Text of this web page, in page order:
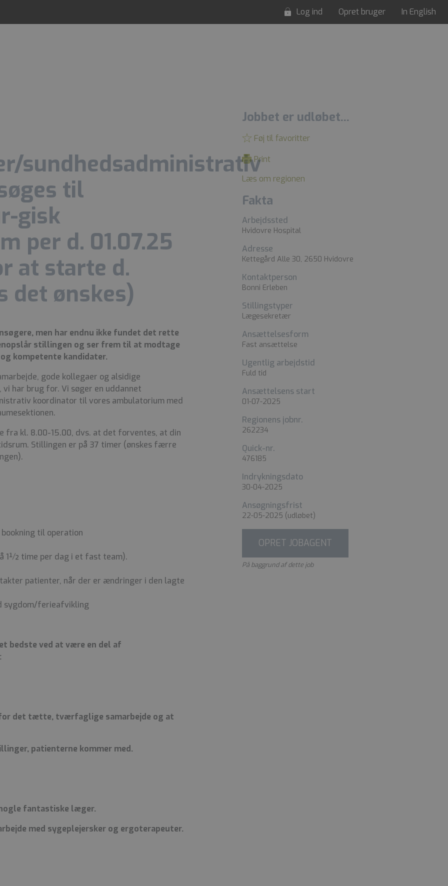
Log ind Opret bruger In English
sundhedsadministrativ
til
gisk
per d. 01.07.25
at starte d.
det ønskes)
men har endnu ikke fundet det rette
stillingen og ser frem til at modtage
kompetente kandidater.
gode kollegaer og alsidige
har brug for. Vi søger en uddannet
koordinator til vores ambulatorium med
fra kl. 8.00-15.00, dvs. at det forventes, at din
Stillingen er på 37 timer (ønskes færre
til operation
1½ time per dag i et fast team).
patienter, når der er ændringer i den lagte
sygdom/ferieafvikling
bedste ved at være en del af
det tætte, tværfaglige samarbejde og at
patienterne kommer med.
fantastiske læger.
med sygeplejersker og ergoterapeuter.
Jobbet er udløbet...
Føj til favoritter
Print
Læs om regionen
Fakta
Arbejdssted
Hvidovre Hospital
Adresse
Kettegård Alle 30, 2650 Hvidovre
Kontaktperson
Bonni Erleben
Stillingstyper
Lægesekretær
Ansættelsesform
Fast ansættelse
Ugentlig arbejdstid
Fuld tid
Ansættelsens start
01-07-2025
Regionens jobnr.
262234
Quick-nr.
476185
Indrykningsdato
30-04-2025
Ansøgningsfrist
22-05-2025 (udløbet)
OPRET JOBAGENT
På baggrund af dette job